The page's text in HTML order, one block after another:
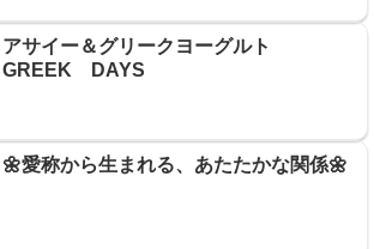
アサイー＆グリークヨーグルト
GREEK DAYS
🌼愛称から生まれる、あたたかな関係🌼